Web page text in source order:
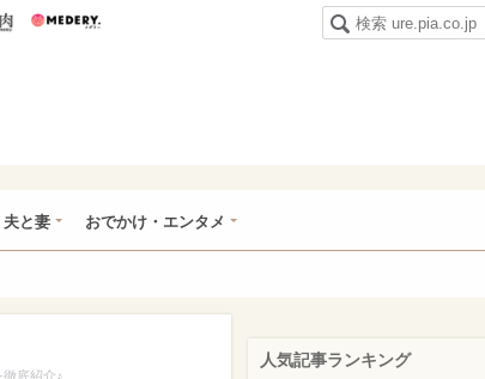
うまい肉
夫と妻 おでかけ・エンタメ
底紹介♪
人気記事ランキング